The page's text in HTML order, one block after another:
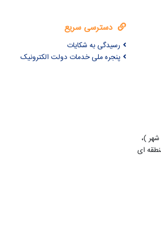
دسترسی سریع
رسیدگی به شکایات
پنجره ملی خدمات دولت الکترونیک
)،
ای